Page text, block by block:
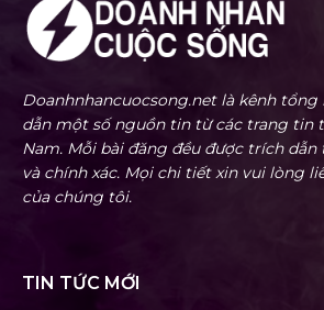
Doanhnhancuocsong.net là kênh
dẫn một số nguồn tin từ các trang tin
Nam. Mỗi bài đăng đều được trích
và chính xác. Mọi chi tiết xin vui lòng
của chúng tôi.
TIN TỨC MỚI